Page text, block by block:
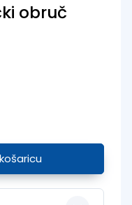
obruč